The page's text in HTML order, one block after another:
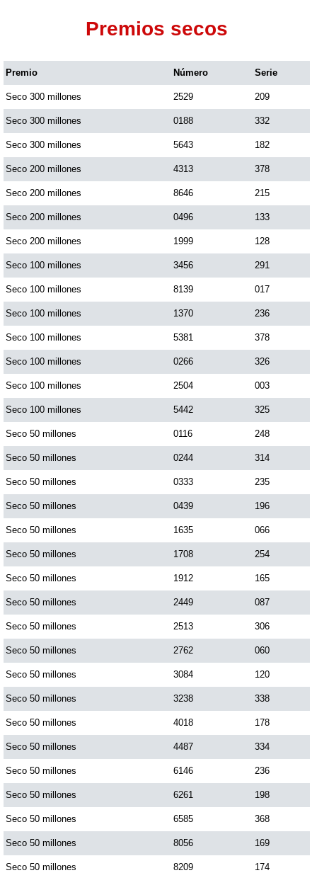
Premios secos
Premio Número Serie
Seco 300 millones 2529 209
Seco 300 millones 0188 332
Seco 300 millones 5643 182
Seco 200 millones 4313 378
Seco 200 millones 8646 215
Seco 200 millones 0496 133
Seco 200 millones 1999 128
Seco 100 millones 3456 291
Seco 100 millones 8139 017
Seco 100 millones 1370 236
Seco 100 millones 5381 378
Seco 100 millones 0266 326
Seco 100 millones 2504 003
Seco 100 millones 5442 325
Seco 50 millones 0116 248
Seco 50 millones 0244 314
Seco 50 millones 0333 235
Seco 50 millones 0439 196
Seco 50 millones 1635 066
Seco 50 millones 1708 254
Seco 50 millones 1912 165
Seco 50 millones 2449 087
Seco 50 millones 2513 306
Seco 50 millones 2762 060
Seco 50 millones 3084 120
Seco 50 millones 3238 338
Seco 50 millones 4018 178
Seco 50 millones 4487 334
Seco 50 millones 6146 236
Seco 50 millones 6261 198
Seco 50 millones 6585 368
Seco 50 millones 8056 169
Seco 50 millones 8209 174